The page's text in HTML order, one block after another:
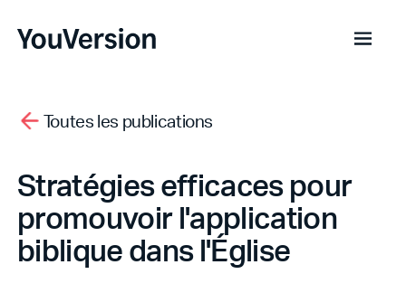
Toutes les publications
Stratégies efficaces pour
promouvoir l'application
biblique dans l'Église